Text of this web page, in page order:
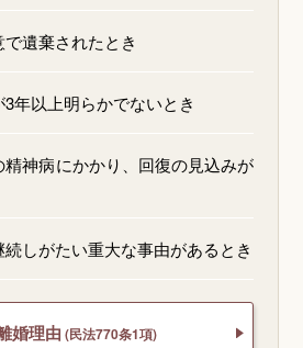
遺棄されたとき
年以上明らかでないとき
神病にかかり、回復の見込みが
しがたい重大な事由があるとき
婚理由 (民法770条1項)